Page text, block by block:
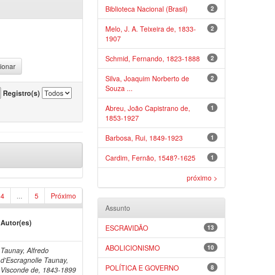
Registro(s)
4 ... 5 Próximo
Autor(es)
Taunay, Alfredo
d'Escragnolle Taunay,
Visconde de, 1843-1899
2
Biblioteca Nacional (Brasil)
2
Melo, J. A. Teixeira de, 1833-
1907
2
Schmid, Fernando, 1823-1888
2
Silva, Joaquim Norberto de
Souza ...
1
Abreu, João Capistrano de,
1853-1927
1
Barbosa, Rui, 1849-1923
1
Cardim, Fernão, 1548?-1625
próximo >
Assunto
13
ESCRAVIDÃO
10
ABOLICIONISMO
8
POLÍTICA E GOVERNO